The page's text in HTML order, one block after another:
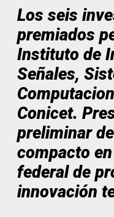
Los seis
premiados
Instituto de
Señales,
Conicet.
preliminar
compacto
federal de
innovación